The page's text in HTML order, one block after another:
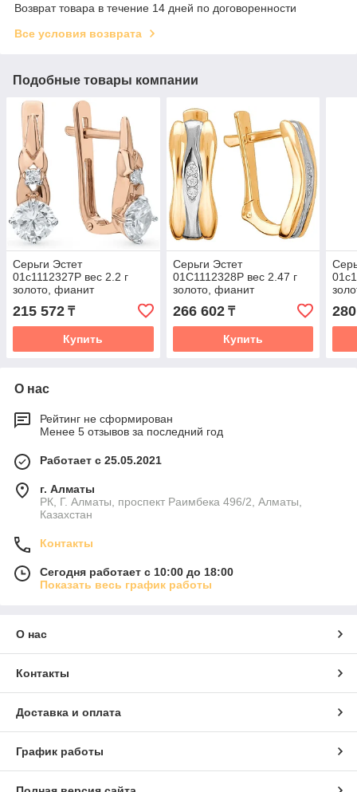
Возврат товара в течение 14 дней по договоренности
Все условия возврата
Подобные товары компании
Серьги Эстет
01с1112327Р вес 2.2 г
золото, фианит
215 572 ₸
Купить
Серьги Эстет
01С1112328Р вес 2.47 г
золото, фианит
266 602₸
Купить
О нас
Рейтинг не сформирован
Менее 5 отзывов за последний год
Работает с 25.05.2021
г. Алматы
РК, Г. Алматы, проспект Раимбека 496/2, Алматы,
Казахстан
Контакты
Сегодня работает с 10:00 до 18:00
Показать весь график работы
О нас
Контакты
Доставка и оплата
График работы